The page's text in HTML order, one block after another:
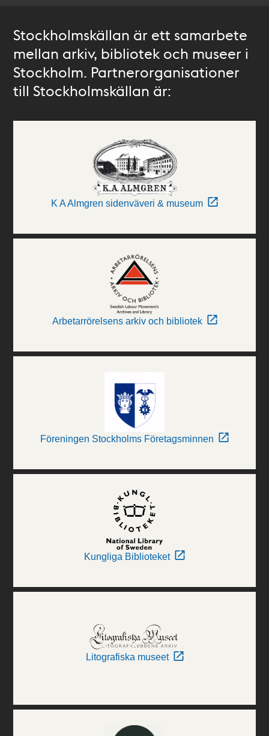
Stockholmskällan är ett samarbete
mellan arkiv, bibliotek och museer i
Stockholm. Partnerorganisationer
till Stockholmskällan är:
K A Almgren sidenväveri & museum
Arbetarrörelsens arkiv och bibliotek
Föreningen Stockholms Företagsminnen
Kungliga Biblioteket
Litografiska museet